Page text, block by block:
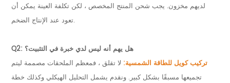
لديهم مخزون. يجب شحن المنتج المخصص ، لكن تكلفة العينة يمكن أن
تعود عند الإنتاج الضخم.
Q2: هل يهم أنه ليس لدي خبرة في التثبيت؟
تركيب كويل للطاقة الشمسية: لا تقلق ، فمعظم الملحقات مصممة ليتم
تجميعها مسبقًا بشكل كبير. ونقدم يشمل التحليل الهيكلي وكذلك خطة